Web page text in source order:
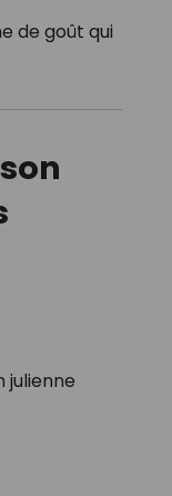
de goût qui
julienne